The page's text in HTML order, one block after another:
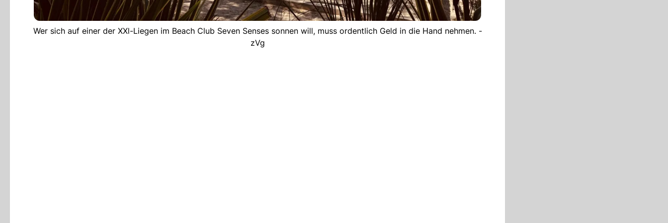
Wer sich auf einer der XXl-Liegen im Beach Club Seven Senses sonnen will, muss ordentlich Geld in die Hand nehmen. -
zVg